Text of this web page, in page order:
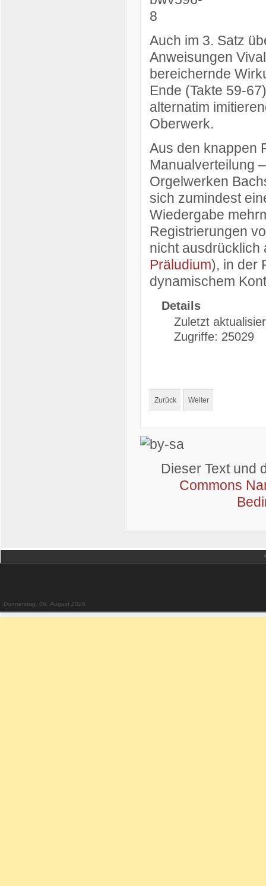
Auch im 3. Satz
Anweisungen
bereichernde
Ende (Takte 59-
alternatim
Oberwerk.
Aus den knappen
Manualverteilung
Orgelwerken
sich zumindest
Wiedergabe
Registrierungen
nicht ausdrücklich
Präludium), in der
dynamischem
Details
Zuletzt
Zugriffe: 25029
Zurück Weiter
Dieser Text und
Commons
Donnerstag, 06. August 2026